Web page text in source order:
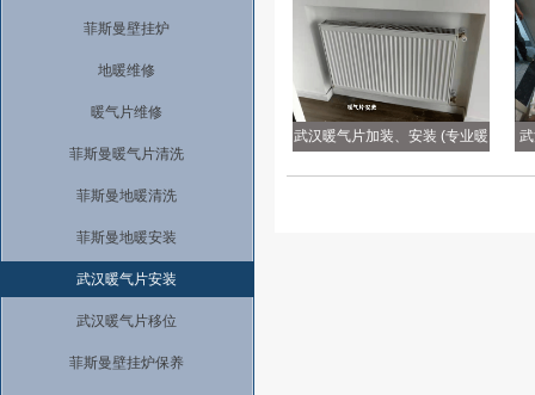
菲斯曼壁挂炉
地暖维修
暖气片维修
菲斯曼暖气片清洗
菲斯曼地暖清洗
菲斯曼地暖安装
武汉暖气片安装
武汉暖气片移位
菲斯曼壁挂炉保养
武汉暖气片加装、安装 (专业暖